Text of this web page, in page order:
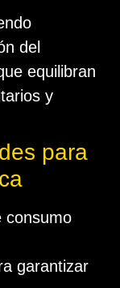
del
equilibran
y
para
consumo
garantizar